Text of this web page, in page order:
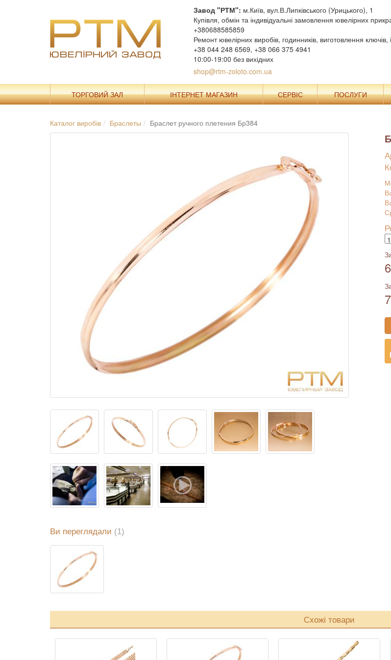
Завод "РТМ": м.Київ, вул.В.Липківського (Урицького), 1
Купівля, обмін та індивідуальні замовлення ювелірних
+380688585859
Ремонт ювелірних виробів, годинників, виготовлення ключів,
+38 044 248 6569, +38 066 375 4941
10:00-19:00 без вихідних
shop@rtm-zoloto.com.ua
ТОРГОВИЙ ЗАЛ ІНТЕРНЕТ МАГАЗИН СЕРВІС ПОСЛУГИ
Каталог виробів Браслеты Браслет ручного плетения Бр384
Ви переглядали (1)
Схожі товари